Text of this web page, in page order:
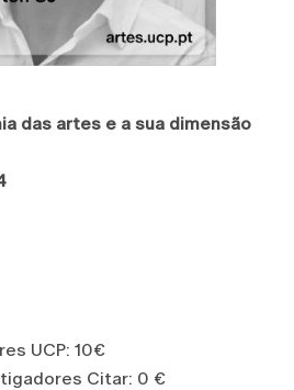
das artes e a sua dimensão
UCP: 10€
Citar: 0 €